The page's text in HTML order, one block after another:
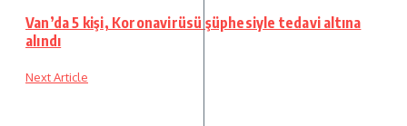
Van’da 5 kişi, Koronavirüsü şüphesiyle tedavi altına
alındı
Next Article